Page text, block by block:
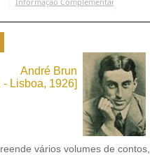
André Brun
- Lisboa, 1926]
vários volumes de contos,